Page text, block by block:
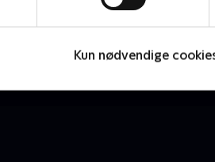
Kun nødvendige